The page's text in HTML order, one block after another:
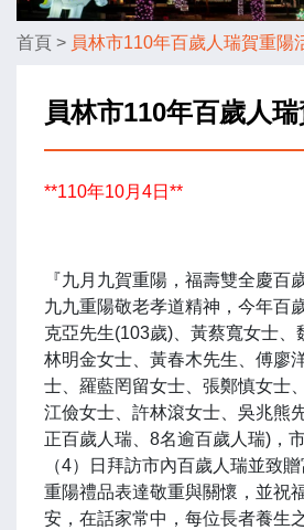
首頁 > 員林市110年百歲人瑞賀重陽
員林市110年百歲人
**110年10月4日**
『九月九賀重陽，福壽雙全慶百
九九重陽敬老孝道精神，今年百
克亞先生(103歲)、黃蔡寬女士、
林明金女士、黃春木先生、傅廖
士、羅藍罔留女士、張鄭慎女士
江儉女士、許林滾女士、吳兆熊
正百歲人瑞、8名逾百歲人瑞)，
（4）日拜訪市內百歲人瑞並致
重陽禮品表達敬重與關懷，並祝
安，在話家常中，每位長者養生